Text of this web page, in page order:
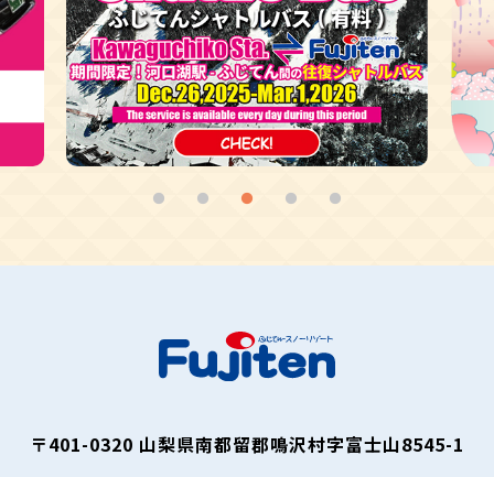
〒401-0320 山梨県南都留郡鳴沢村字富士山8545-1